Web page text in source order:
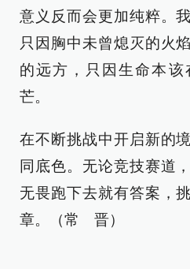
意义反而会更加纯粹。
只因胸中未曾熄灭的火
的远方，只因生命本
芒。
在不断挑战中开启新的
同底色。无论竞技赛道
无畏跑下去就有答案，
章。（常 晋）